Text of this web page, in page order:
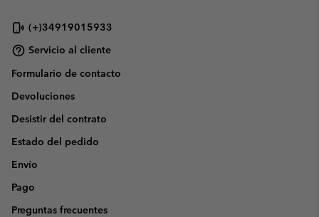
(+)34919015933
Servicio al cliente
Formulario de contacto
Devoluciones
Desistir del contrato
Estado del pedido
Envío
Pago
Preguntas frecuentes